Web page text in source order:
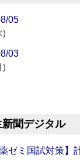
05
)
03
)
聞デジタル
薬ゼミ国試対策】